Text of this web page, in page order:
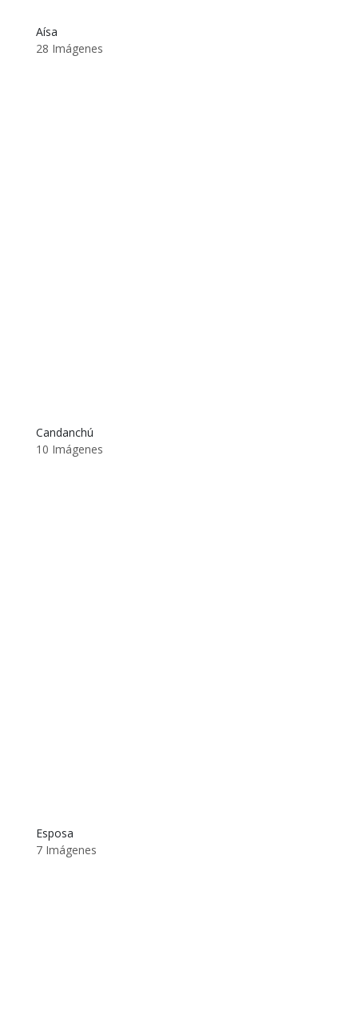
Aísa
28 Imágenes
Candanchú
10 Imágenes
Esposa
7 Imágenes